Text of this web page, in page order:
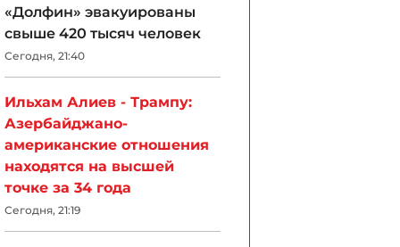
«Долфин» эвакуированы
свыше 420 тысяч человек
Сегодня, 21:40
Ильхам Алиев - Трампу:
Азербайджано-
американские отношения
находятся на высшей
точке за 34 года
Сегодня, 21:19